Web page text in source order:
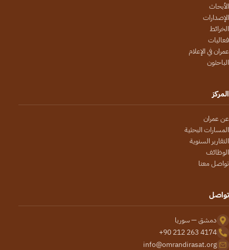
في الإعلام
البحثية
السنوية
معنا
دمشق — سوريا
+90 212 263 4174
info@omrandirasat.org